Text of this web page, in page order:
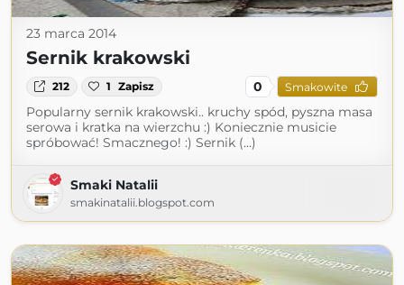
23 marca 2014
Sernik krakowski
212 1 Zapisz 0 Smakowite
Popularny sernik krakowski.. kruchy spód, pyszna masa
serowa i kratka na wierzchu :) Koniecznie musicie
spróbować! Smacznego! :) Sernik (...)
Smaki Natalii
smakinatalii.blogspot.com